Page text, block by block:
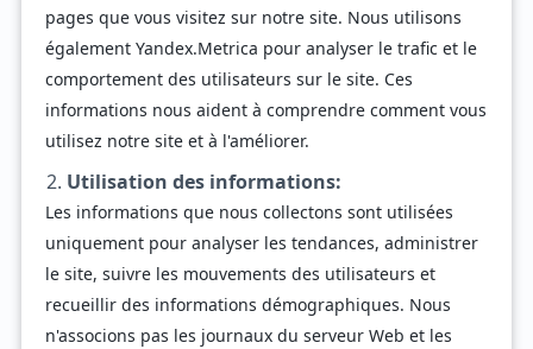
pages que vous visitez sur notre site. Nous utilisons
également Yandex.Metrica pour analyser le trafic et le
comportement des utilisateurs sur le site. Ces
informations nous aident à comprendre comment vous
utilisez notre site et à l'améliorer.
Utilisation des informations:
Les informations que nous collectons sont utilisées
uniquement pour analyser les tendances, administrer
le site, suivre les mouvements des utilisateurs et
recueillir des informations démographiques. Nous
n'associons pas les journaux du serveur Web et les